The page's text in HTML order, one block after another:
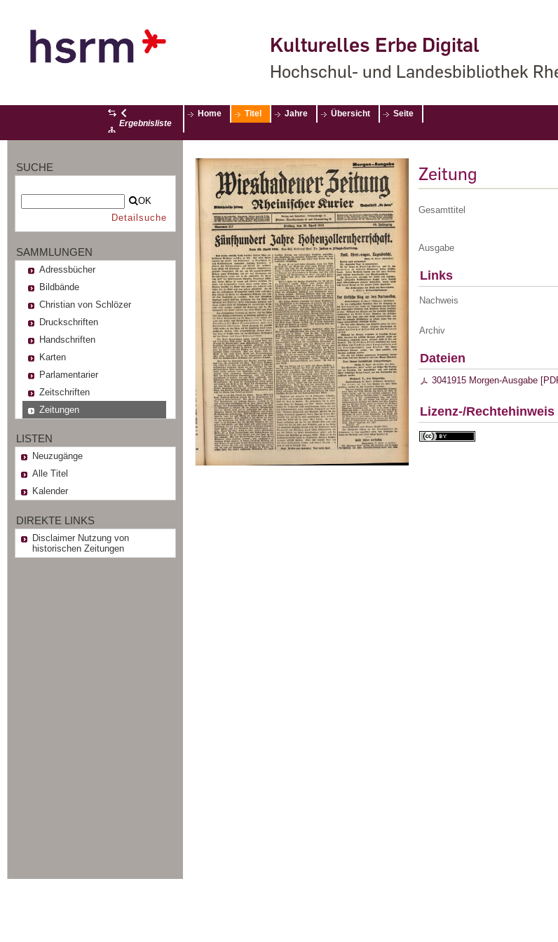
Kulturelles Erbe Digital
Hochschul- und Landesbibliothek
Ergebnisliste
Home Titel Jahre Übersicht Seite
SUCHE
OK
Detailsuche
SAMMLUNGEN
Adressbücher
Bildbände
Christian von Schlözer
Druckschriften
Handschriften
Karten
Parlamentarier
Zeitschriften
Zeitungen
LISTEN
Neuzugänge
Alle Titel
Kalender
DIREKTE LINKS
Disclaimer Nutzung von
historischen Zeitungen
Zeitung
Gesamttitel
Ausgabe
Links
Nachweis
Archiv
Dateien
3041915 Morgen-Ausgabe [
Lizenz-/Rechtehinweis